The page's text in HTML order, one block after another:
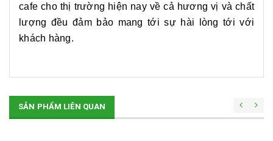
cafe cho thị trường hiện nay về cả hương vị và chất
lượng đều đảm bảo mang tới sự hài lòng tới với
khách hàng.
SẢN PHẨM LIÊN QUAN